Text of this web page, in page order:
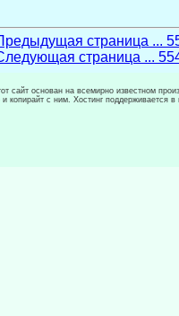
страница ...
страница ...
сайт основан на всемирно известном
и копирайт с ним. Хостинг поддерживается